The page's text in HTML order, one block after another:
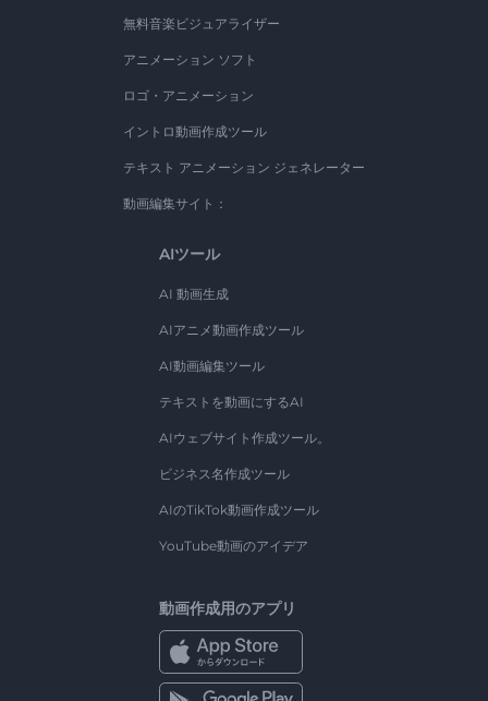
無料音楽ビジュアライザー
アニメーション ソフト
ロゴ・アニメーション
イントロ動画作成ツール
テキスト アニメーション ジェネレーター
動画編集サイト：
AIツール
AI 動画生成
AIアニメ動画作成ツール
AI動画編集ツール
テキストを動画にするAI
AIウェブサイト作成ツール。
ビジネス名作成ツール
AIのTikTok動画作成ツール
YouTube動画のアイデア
動画作成用のアプリ